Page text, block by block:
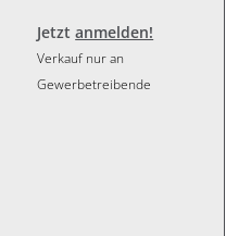
Jetztanmelden!
Verkauf nur an
Gewerbetreibende